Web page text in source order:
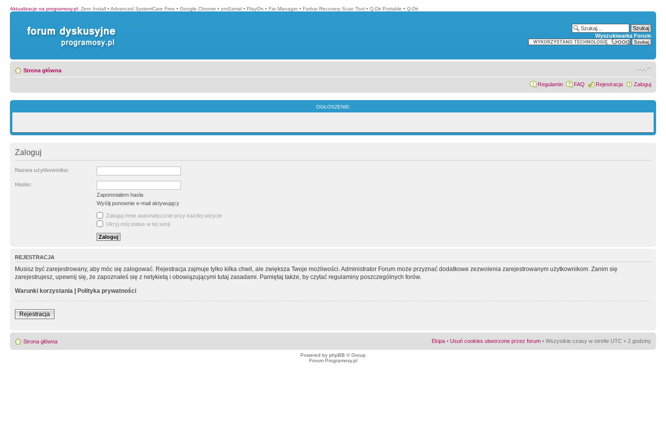
Aktualizacje na programosy.pl: Zero Install • Advanced SystemCare Free • Google Chrome • emSzmal • PlayOn • Far Manager • Farbar Recovery Scan Tool • Q-Dir Portable • Q-Dir
Wyszukiwarka Forum
Strona główna
Regulamin FAQ Rejestracja Zaloguj
OGŁOSZENIE:
Zaloguj
Nazwa użytkownika:
Hasło:
Zapomniałem hasła
Wyślij ponownie e-mail aktywujący
Zaloguj mnie automatycznie przy każdej wizycie
Ukryj mój status w tej sesji
REJESTRACJA
Musisz być zarejestrowany, aby móc się zalogować. Rejestracja zajmuje tylko kilka chwil, ale zwiększa Twoje możliwości. Administrator Forum może przyznać dodatkowe zezwolenia zarejestrowanym użytkownikom. Zanim się
zarejestrujesz, upewnij się, że zapoznałeś się z netykietą i obowiązującymi tutaj zasadami. Pamiętaj także, by czytać regulaminy poszczególnych forów.
Warunki korzystania | Polityka prywatności
Rejestracja
Strona główna Ekipa • Usuń cookies utworzone przez forum • Wszystkie czasy w strefie UTC + 2 godziny
Powered by phpBB © Group
Forum Programosy.pl